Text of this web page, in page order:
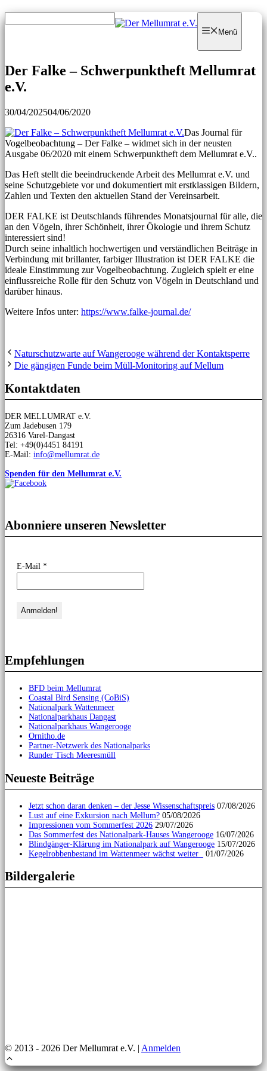
Zum
Inhalt
Zum
Inhalt
Menü
Der Falke – Schwerpunktheft Mellumrat
e.V.
30/04/202504/06/2020
Das Journal für
Vogelbeobachtung – Der Falke – widmet sich in der neusten
Ausgabe 06/2020 mit einem Schwerpunktheft dem Mellumrat e.V..
Das Heft stellt die beeindruckende Arbeit des Mellumrat e.V. und
seine Schutzgebiete vor und dokumentiert mit erstklassigen Bildern,
Zahlen und Texten den aktuellen Stand der Vereinsarbeit.
DER FALKE ist Deutschlands führendes Monatsjournal für alle, die
an den Vögeln, ihrer Schönheit, ihrer Ökologie und ihrem Schutz
interessiert sind!
Durch seine inhaltlich hochwertigen und verständlichen Beiträge in
Verbindung mit brillanter, farbiger Illustration ist DER FALKE die
ideale Einstimmung zur Vogelbeobachtung. Zugleich spielt er eine
einflussreiche Rolle für den Schutz von Vögeln in Deutschland und
darüber hinaus.
Weitere Infos unter: https://www.falke-journal.de/
Naturschutzwarte auf Wangerooge während der Kontaktsperre
Die gängigen Funde beim Müll-Monitoring auf Mellum
Kontaktdaten
DER MELLUMRAT e.V.
Zum Jadebusen 179
26316 Varel-Dangast
Tel: +49(0)4451 84191
E-Mail: info@mellumrat.de
Spenden für den Mellumrat e.V.
Abonniere unseren Newsletter
E-Mail *
Empfehlungen
BFD beim Mellumrat
Coastal Bird Sensing (CoBiS)
Nationalpark Wattenmeer
Nationalparkhaus Dangast
Nationalparkhaus Wangerooge
Ornitho.de
Partner-Netzwerk des Nationalparks
Runder Tisch Meeresmüll
Neueste Beiträge
Jetzt schon daran denken – der Jesse Wissenschaftspreis 07/08/2026
Lust auf eine Exkursion nach Mellum? 05/08/2026
Impressionen vom Sommerfest 2026 29/07/2026
Das Sommerfest des Nationalpark-Hauses Wangerooge 16/07/2026
Blindgänger-Klärung im Nationalpark auf Wangerooge 15/07/2026
Kegelrobbenbestand im Wattenmeer wächst weiter
01/07/2026
Bildergalerie
© 2013 - 2026 Der Mellumrat e.V. | Anmelden